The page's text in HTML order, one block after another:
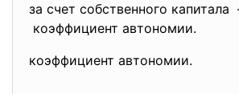
за счет собственного капитала
коэффициент автономии.
коэффициент автономии.